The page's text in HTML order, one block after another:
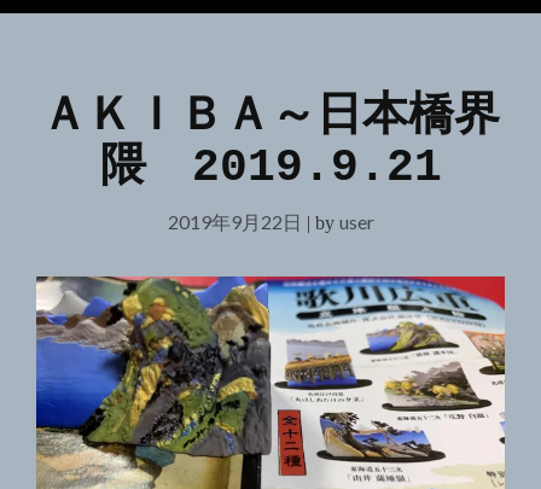
ＡＫＩＢＡ～日本橋界
隈 2019.9.21
2019年9月22日 | by user